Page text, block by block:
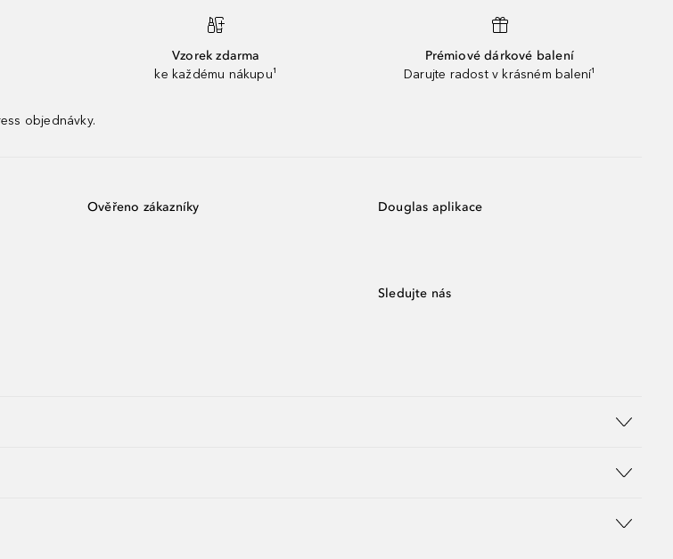
Vzorek zdarma
ke každému nákupu¹
Prémiové dárkové balení
Darujte radost v krásném balení¹
objednávky.
Ověřeno zákazníky Douglas aplikace
Sledujte nás